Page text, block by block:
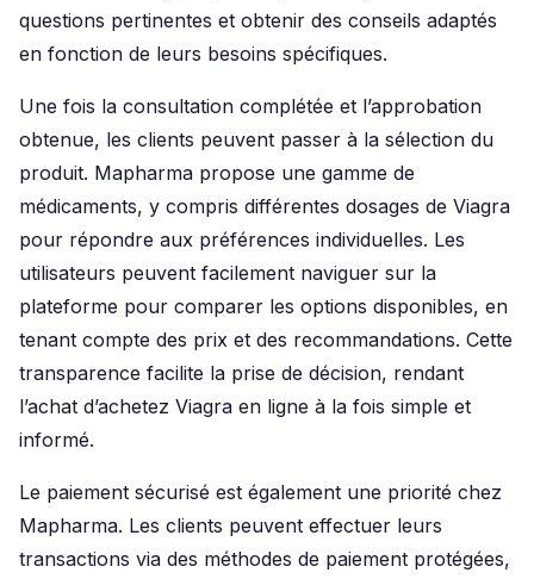
questions pertinentes et obtenir des conseils adaptés
en fonction de leurs besoins spécifiques.
Une fois la consultation complétée et l’approbation
obtenue, les clients peuvent passer à la sélection du
produit. Mapharma propose une gamme de
médicaments, y compris différentes dosages de Viagra
pour répondre aux préférences individuelles. Les
utilisateurs peuvent facilement naviguer sur la
plateforme pour comparer les options disponibles, en
tenant compte des prix et des recommandations. Cette
transparence facilite la prise de décision, rendant
l’achat d’achetez Viagra en ligne à la fois simple et
informé.
Le paiement sécurisé est également une priorité chez
Mapharma. Les clients peuvent effectuer leurs
transactions via des méthodes de paiement protégées,